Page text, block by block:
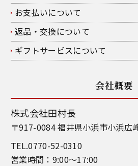
お支払いについて
返品・交換について
ギフトサービスについて
会社概要
株式会社田村長
〒917-0084 福井県小浜市小浜広
TEL.0770-52-0310
営業時間：9:00～17:00